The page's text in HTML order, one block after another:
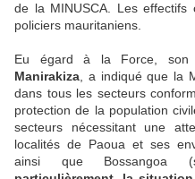
de la MINUSCA. Les
policiers mauritaniens.
Eu égard à la Force, son
Manirakiza , a indiqué que la
dans tous les secteurs
protection de la population
secteurs nécessitant une
localités de Paoua et ses
ainsi que Bossangoa